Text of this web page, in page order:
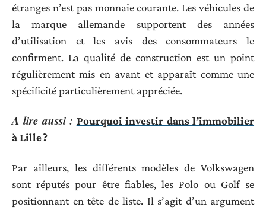
étranges n’est pas monnaie courante. Les véhicules de
la marque allemande supportent des années
d’utilisation et les avis des consommateurs le
confirment. La qualité de construction est un point
régulièrement mis en avant et apparaît comme une
spécificité particulièrement appréciée.
A lire aussi : Pourquoi investir dans l’immobilier
à Lille ?
Par ailleurs, les différents modèles de Volkswagen
sont réputés pour être fiables, les Polo ou Golf se
positionnant en tête de liste. Il s’agit d’un argument